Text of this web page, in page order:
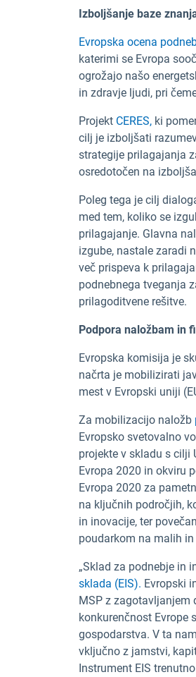
Izboljšanje baze
Evropska ocena
katerimi se Evropa
ogrožajo našo
in zdravje ljudi, pri
Projekt CERES, ki
cilj je izboljšati
strategije prilagajanja
osredotočen na
Poleg tega je cilj
med tem, koliko se
prilagajanje. Glavna
izgube, nastale zaradi
več prispeva k
podnebnega tveganja
prilagoditvene rešitve.
Podpora naložbam in
Evropska komisija je
načrta je mobilizirati
mest v Evropski uniji
Za mobilizacijo naložb
Evropsko svetovalno
projekte v skladu s cilji
Evropa 2020 in okviru
Evropa 2020 za
na ključnih področjih,
in inovacije, ter
poudarkom na malih
„Sklad za podnebje in
sklada (EIS). Evropski
MSP z zagotavljanjem
konkurenčnost Evrope
gospodarstva. V ta
vključno z jamstvi,
Instrument EIS